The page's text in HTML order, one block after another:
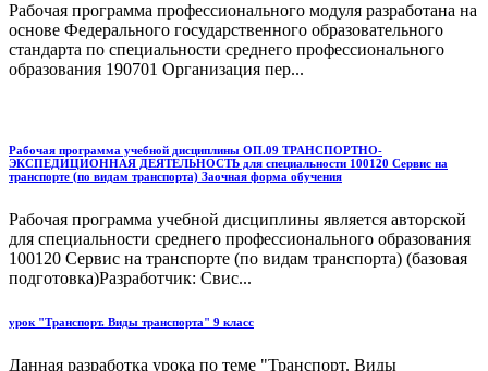
Рабочая программа профессионального модуля разработана на
основе Федерального государственного образовательного
стандарта по специальности среднего профессионального
образования 190701 Организация пер...
Рабочая программа учебной дисциплины ОП.09 ТРАНСПОРТНО-
ЭКСПЕДИЦИОННАЯ ДЕЯТЕЛЬНОСТЬ для специальности 100120 Сервис на
транспорте (по видам транспорта) Заочная форма обучения
Рабочая программа учебной дисциплины является авторской
для специальности среднего профессионального образования
100120 Сервис на транспорте (по видам транспорта) (базовая
подготовка)Разработчик: Свис...
урок "Транспорт. Виды транспорта" 9 класс
Данная разработка урока по теме "Транспорт. Виды